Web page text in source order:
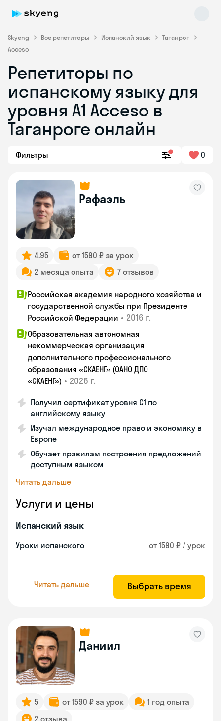
Skyeng Все репетиторы Испанский язык
Таганрог
Acceso
Репетиторы по
испанскому языку для
уровня A1 Acceso в
Таганроге онлайн
Фильтры 0
Рафаэль
4.95
от 1590 ₽ за урок
2 месяца опыта
7 отзывов
Российская академия народного хозяйства и
государственной службы при Президенте
Российской Федерации • 2016 г.
Образовательная автономная
некоммерческая организация
дополнительного профессионального
образования «СКАЕНГ» (ОАНО ДПО
«СКАЕНГ») • 2026 г.
Получил сертификат уровня С1 по
английскому языку
Изучал международное право и экономику в
Европе
Обучает правилам построения предложений
доступным языком
Читать дальше
Услуги и цены
Испанский язык
Уроки испанского от 1590 ₽ / урок
Читать дальше Выбрать время
Даниил
5 от 1590 ₽ за урок
1 год опыта
2 отзыва
Skyeng Chat